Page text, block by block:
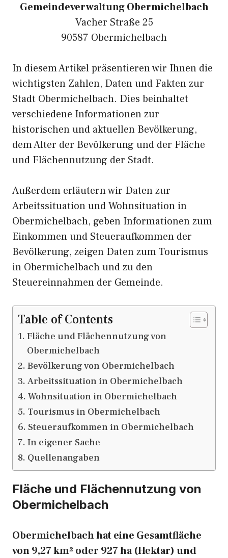
Gemeindeverwaltung Obermichelbach
Vacher Straße 25
90587 Obermichelbach
In diesem Artikel präsentieren wir Ihnen die
wichtigsten Zahlen, Daten und Fakten zur
Stadt Obermichelbach. Dies beinhaltet
verschiedene Informationen zur
historischen und aktuellen Bevölkerung,
dem Alter der Bevölkerung und der Fläche
und Flächennutzung der Stadt.
Außerdem erläutern wir Daten zur
Arbeitssituation und Wohnsituation in
Obermichelbach, geben Informationen zum
Einkommen und Steueraufkommen der
Bevölkerung, zeigen Daten zum Tourismus
in Obermichelbach und zu den
Steuereinnahmen der Gemeinde.
Table of Contents
Fläche und Flächennutzung von
Obermichelbach
Bevölkerung von Obermichelbach
Arbeitssituation in Obermichelbach
Wohnsituation in Obermichelbach
Tourismus in Obermichelbach
Steueraufkommen in Obermichelbach
In eigener Sache
Quellenangaben
Fläche und Flächennutzung von
Obermichelbach
Obermichelbach hat eine Gesamtfläche
von 9,27 km² oder 927 ha (Hektar) und